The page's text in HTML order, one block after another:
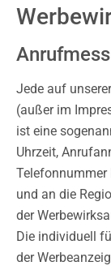
Jede auf
(außer im
ist eine
Uhrzeit,
Telefonnummer
und an die
der
Die individuell
der